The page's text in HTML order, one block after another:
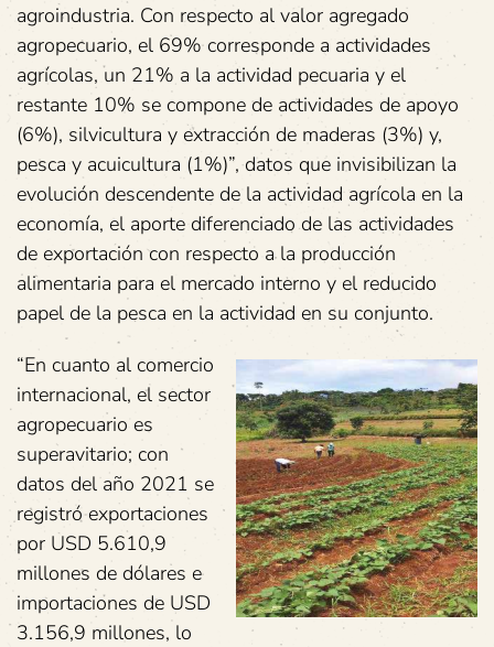
agroindustria. Con respecto al valor agregado
agropecuario, el 69% corresponde a actividades
agrícolas, un 21% a la actividad pecuaria y el
restante 10% se compone de actividades de apoyo
(6%), silvicultura y extracción de maderas (3%) y,
pesca y acuicultura (1%)”, datos que invisibilizan la
evolución descendente de la actividad agrícola en la
economía, el aporte diferenciado de las actividades
de exportación con respecto a la producción
alimentaria para el mercado interno y el reducido
papel de la pesca en la actividad en su conjunto.
“En cuanto al comercio
internacional, el sector
agropecuario es
superavitario; con
datos del año 2021 se
registró exportaciones
por USD 5.610,9
millones de dólares e
importaciones de USD
3.156,9 millones, lo